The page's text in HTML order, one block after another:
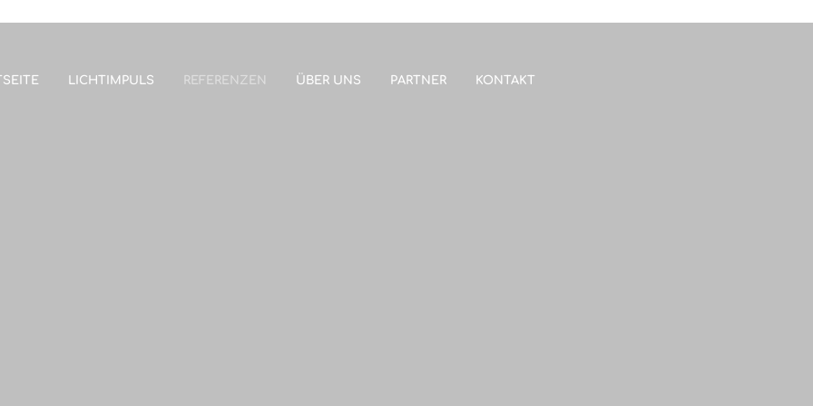
LICHTIMPULS REFERENZEN ÜBER UNS PARTNER KONTAKT